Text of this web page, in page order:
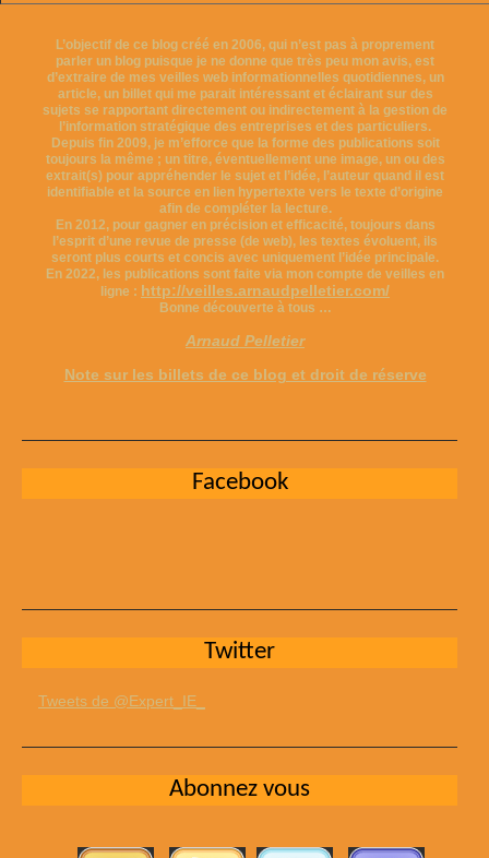
L’objectif de ce blog créé en 2006, qui n’est pas à proprement
parler un blog puisque je ne donne que très peu mon avis, est
d’extraire de mes veilles web informationnelles quotidiennes, un
article, un billet qui me parait intéressant et éclairant sur des
sujets se rapportant directement ou indirectement à la gestion de
l’information stratégique des entreprises et des particuliers.
Depuis fin 2009, je m’efforce que la forme des publications soit
toujours la même ; un titre, éventuellement une image, un ou des
extrait(s) pour appréhender le sujet et l’idée, l’auteur quand il est
identifiable et la source en lien hypertexte vers le texte d’origine
afin de compléter la lecture.
En 2012, pour gagner en précision et efficacité, toujours dans
l’esprit d’une revue de presse (de web), les textes évoluent, ils
seront plus courts et concis avec uniquement l’idée principale.
En 2022, les publications sont faite via mon compte de veilles en
ligne : http://veilles.arnaudpelletier.com/
Bonne découverte à tous …
Arnaud Pelletier
Note sur les billets de ce blog et droit de réserve
Facebook
Twitter
Tweets de @Expert_IE_
Abonnez vous